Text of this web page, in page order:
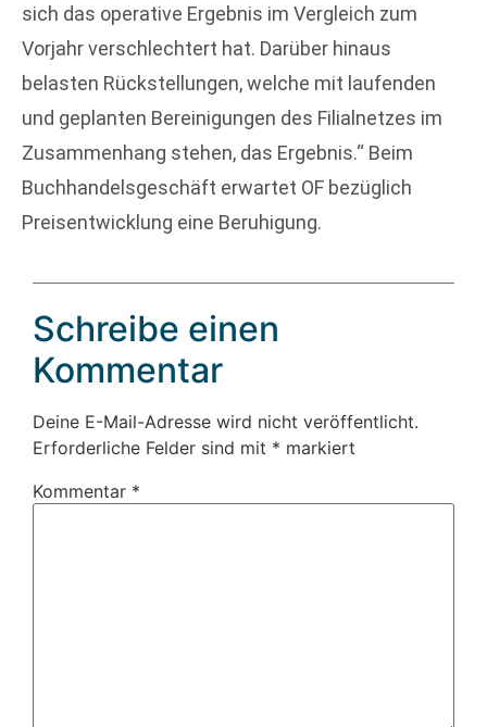
sich das operative Ergebnis im Vergleich zum
Vorjahr verschlechtert hat. Darüber hinaus
belasten Rückstellungen, welche mit laufenden
und geplanten Bereinigungen des Filialnetzes im
Zusammenhang stehen, das Ergebnis.“ Beim
Buchhandelsgeschäft erwartet OF bezüglich
Preisentwicklung eine Beruhigung.
Schreibe einen
Kommentar
Deine E-Mail-Adresse wird nicht veröffentlicht.
Erforderliche Felder sind mit * markiert
Kommentar *